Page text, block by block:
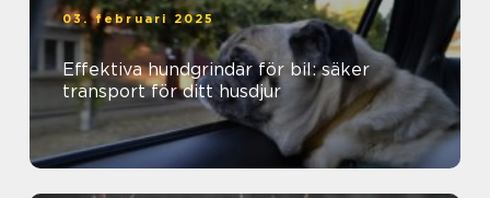
03. februari 2025
Effektiva hundgrindar för bil: säker
transport för ditt husdjur